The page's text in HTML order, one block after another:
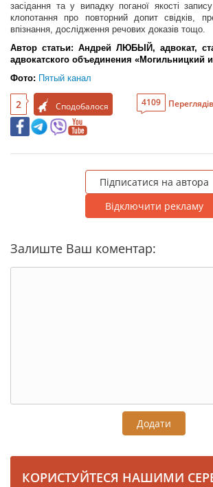
засідання та у випадку поганої якості
клопотання про повторний допит свідків,
впізнання, дослідження речових доказів тощо.
Автор статьи: Андрей ЛЮБЫЙ, адвокат,
адвокатского объединения «Могильницкий
Фото: Пятый канал
2 Сподобалося 4109 Переглядів
Підписатися на автора
Відключити рекламу
Залиште Ваш коментар:
Додати
КОРИСТУЙТЕСЯ НАШИМИ